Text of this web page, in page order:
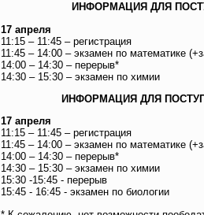
ИНФОРМАЦИЯ ДЛЯ
17 апреля
11:15 – 11:45 – регистрация
11:45 – 14:00 – экзамен по математике
14:00 – 14:30 – перерыв*
14:30 – 15:30 – экзамен по химии
ИНФОРМАЦИЯ ДЛЯ
17 апреля
11:15 – 11:45 – регистрация
11:45 – 14:00 – экзамен по математике
14:00 – 14:30 – перерыв*
14:30 – 15:30 – экзамен по химии
15:30 -15:45 - перерыв
15:45 - 16:45 - экзамен по биологии